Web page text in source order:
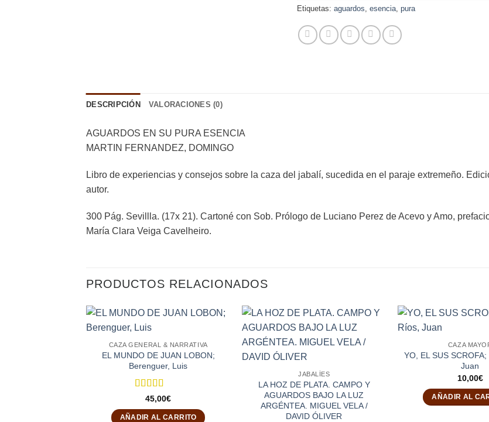
Etiquetas: aguardos esencia pura
DESCRIPCIÓN VALORACIONES (0)
AGUARDOS EN SU PURA ESENCIA
MARTIN FERNANDEZ, DOMINGO
Libro de experiencias y consejos sobre la caza del jabalí, sucedida en el paraje extremeño.
autor.
300 Pág. Sevillla. (17x 21). Cartoné con Sob. Prólogo de Luciano Perez de Acevo y Amo,
María Clara Veiga Cavelheiro.
PRODUCTOS RELACIONADOS
CAZA GENERAL & NARRATIVA
EL MUNDO DE JUAN LOBON;
Berenguer, Luis
Valorado
45,00€
AÑADIR AL CARRITO
JABALÍES
LA HOZ DE PLATA. CAMPO Y
AGUARDOS BAJO LA LUZ
ARGÉNTEA. MIGUEL VELA /
DAVID ÓLIVER
CAZA
YO, EL SUS
Juan
10,00€
AÑADIR AL